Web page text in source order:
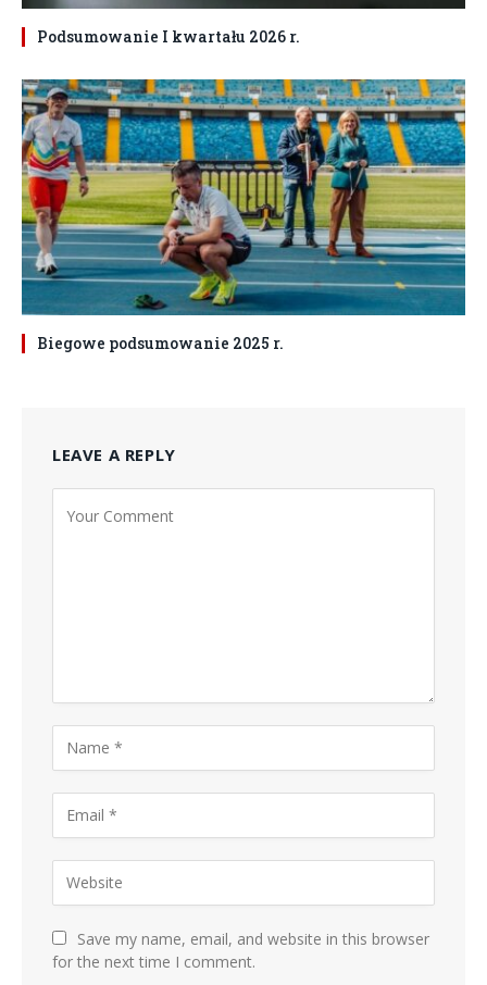
Podsumowanie I kwartału 2026 r.
Biegowe podsumowanie 2025 r.
LEAVE A REPLY
Save my name, email, and website in this browser
for the next time I comment.